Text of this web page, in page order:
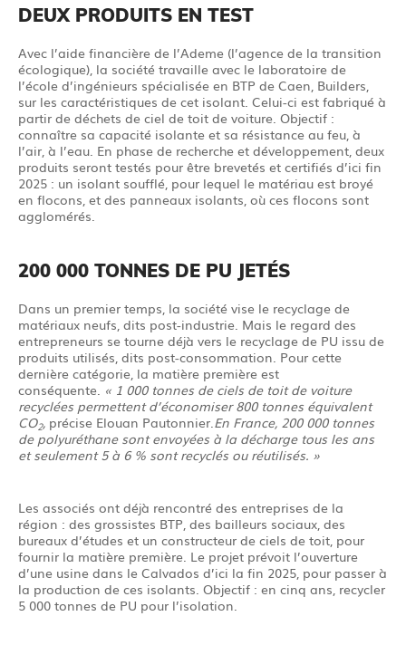
DEUX PRODUITS EN TEST
Avec l’aide financière de l’Ademe (l’agence de la transition
écologique), la société travaille avec le laboratoire de
l’école d’ingénieurs spécialisée en BTP de Caen, Builders,
sur les caractéristiques de cet isolant. Celui-ci est fabriqué à
partir de déchets de ciel de toit de voiture. Objectif :
connaître sa capacité isolante et sa résistance au feu, à
l’air, à l’eau. En phase de recherche et développement, deux
produits seront testés pour être brevetés et certifiés d’ici fin
2025 : un isolant soufflé, pour lequel le matériau est broyé
en flocons, et des panneaux isolants, où ces flocons sont
agglomérés.
200 000 TONNES DE PU JETÉS
Dans un premier temps, la société vise le recyclage de
matériaux neufs, dits post-industrie. Mais le regard des
entrepreneurs se tourne déjà vers le recyclage de PU issu de
produits utilisés, dits post-consommation. Pour cette
dernière catégorie, la matière première est
conséquente. « 1 000 tonnes de ciels de toit de voiture
recyclées permettent d’économiser 800 tonnes équivalent
CO2, précise Elouan Pautonnier.En France, 200 000 tonnes
de polyuréthane sont envoyées à la décharge tous les ans
et seulement 5 à 6 % sont recyclés ou réutilisés. »
Les associés ont déjà rencontré des entreprises de la
région : des grossistes BTP, des bailleurs sociaux, des
bureaux d’études et un constructeur de ciels de toit, pour
fournir la matière première. Le projet prévoit l’ouverture
d’une usine dans le Calvados d’ici la fin 2025, pour passer à
la production de ces isolants. Objectif : en cinq ans, recycler
5 000 tonnes de PU pour l’isolation.